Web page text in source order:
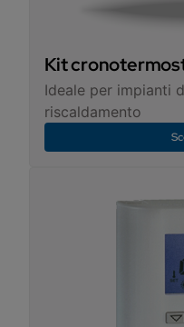
Kit
Ideale per impianti
riscaldamento